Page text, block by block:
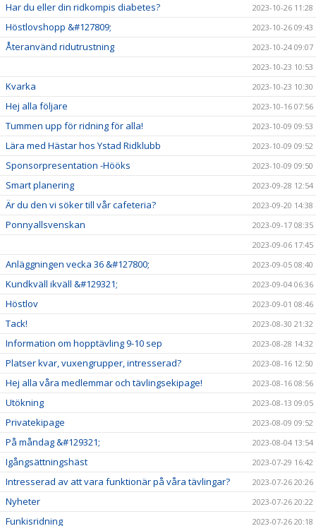
Har du eller din ridkompis diabetes? 2023-10-26 11:28
Höstlovshopp &#127809; 2023-10-26 09:43
Återanvänd ridutrustning
2023-10-24 09:07
2023-10-23 10:53
Kvarka 2023-10-23 10:30
Hej alla följare 2023-10-16 07:56
Tummen upp för ridning för alla! 2023-10-09 09:53
Lära med Hästar hos Ystad Ridklubb 2023-10-09 09:52
Sponsorpresentation -Hööks 2023-10-09 09:50
Smart planering 2023-09-28 12:54
Är du den vi söker till vår cafeteria? 2023-09-20 14:38
Ponnyallsvenskan
2023-09-17 08:35
2023-09-06 17:45
Anläggningen vecka 36 &#127800; 2023-09-05 08:40
Kundkväll ikväll &#129321; 2023-09-04 06:36
Höstlov 2023-09-01 08:46
Tack! 2023-08-30 21:32
Information om hopptävling 9-10 sep 2023-08-28 14:32
Platser kvar, vuxengrupper, intresserad? 2023-08-16 12:50
Hej alla våra medlemmar och tävlingsekipage! 2023-08-16 08:56
Utökning 2023-08-13 09:05
Privatekipage 2023-08-09 09:52
På måndag &#129321; 2023-08-04 13:54
Igångsättningshäst 2023-07-29 16:42
Intresserad av att vara funktionär på våra tävlingar? 2023-07-26 20:26
Nyheter 2023-07-26 20:22
Funkisridning 2023-07-26 20:18